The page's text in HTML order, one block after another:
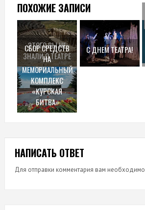
ПОХОЖИЕ ЗАПИСИ
ЭТОГО ВЫ НЕ
ЗНАЛИ О ТЕАТРЕ
С ДНЕМ ТЕАТРА!
СБОР СРЕДСТВ
НА
МЕМОРИАЛЬНЫЙ
КОМПЛЕКС
«КУРСКАЯ
БИТВА»
НАПИСАТЬ ОТВЕТ
Для отправки комментария вам необходимо